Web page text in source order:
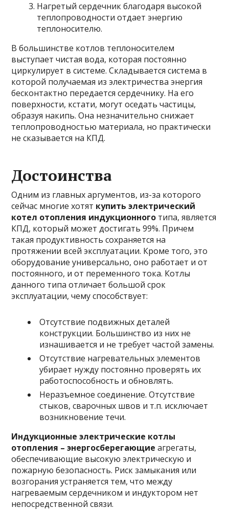
Нагретый сердечник благодаря высокой
теплопроводности отдает энергию
теплоносителю.
В большинстве котлов теплоносителем
выступает чистая вода, которая постоянно
циркулирует в системе. Складывается система в
которой получаемая из электричества энергия
бесконтактно передается сердечнику. На его
поверхности, кстати, могут оседать частицы,
образуя накипь. Она незначительно снижает
теплопроводностью материала, но практически
не сказывается на КПД.
Достоинства
Одним из главных аргументов, из-за которого
сейчас многие хотят купить электрический
котел отопления индукционного типа, является
КПД, который может достигать 99%. Причем
такая продуктивность сохраняется на
протяжении всей эксплуатации. Кроме того, это
оборудование универсально, оно работает и от
постоянного, и от переменного тока. Котлы
данного типа отличает большой срок
эксплуатации, чему способствует:
Отсутствие подвижных деталей
конструкции. Большинство из них не
изнашивается и не требует частой замены.
Отсутствие нагревательных элементов
убирает нужду постоянно проверять их
работоспособность и обновлять.
Неразъемное соединение. Отсутствие
стыков, сварочных швов и т.п. исключает
возникновение течи.
Индукционные электрические котлы
отопления – энергосберегающие агрегаты,
обеспечивающие высокую электрическую и
пожарную безопасность. Риск замыкания или
возгорания устраняется тем, что между
нагреваемым сердечником и индуктором нет
непосредственной связи.